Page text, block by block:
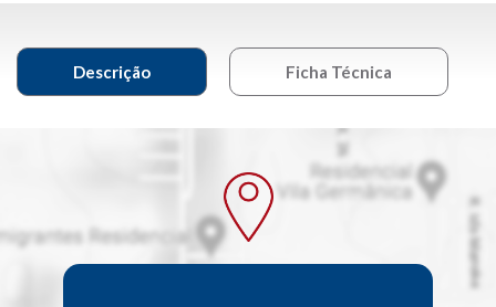
Descrição Ficha Técnica